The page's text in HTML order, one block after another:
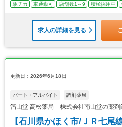
駅チカ
車通勤可 店舗数1～9 積極採用中
求人の詳細を見る
更新日：2026年6月18日
パート・アルバイト 調剤薬局
箔山堂 高松薬局 株式会社南山堂の薬剤
【石川県かほく市/ＪＲ七尾